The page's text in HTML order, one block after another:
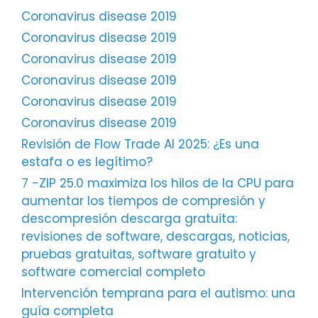
Coronavirus disease 2019
Coronavirus disease 2019
Coronavirus disease 2019
Coronavirus disease 2019
Coronavirus disease 2019
Coronavirus disease 2019
Revisión de Flow Trade AI 2025: ¿Es una
estafa o es legítimo?
7 -ZIP 25.0 maximiza los hilos de la CPU para
aumentar los tiempos de compresión y
descompresión descarga gratuita:
revisiones de software, descargas, noticias,
pruebas gratuitas, software gratuito y
software comercial completo
Intervención temprana para el autismo: una
guía completa